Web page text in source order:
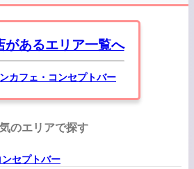
があるエリア一覧へ
カフェ・コンセプトバー
のエリアで探す
セプトバー